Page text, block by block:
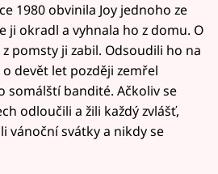
1980 obvinila Joy jednoho ze
ji okradl a vyhnala ho z domu. O
pomsty ji zabil. Odsoudili ho na
devět let později zemřel
somálští bandité. Ačkoliv se
odloučili a žili každý zvlášť,
vánoční svátky a nikdy se